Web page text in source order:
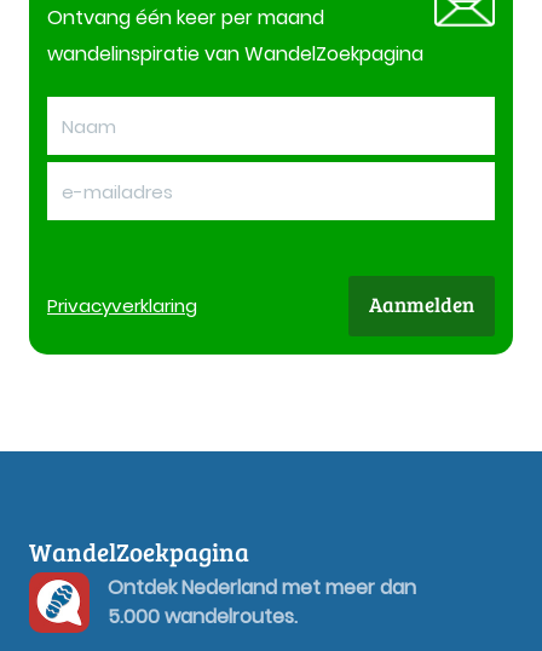
Ontvang één keer per maand
wandelinspiratie van WandelZoekpagina
Privacyverklaring Aanmelden
WandelZoekpagina
Ontdek Nederland met meer dan
5.000 wandelroutes.